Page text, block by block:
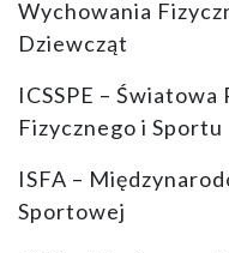
Wychowania
Dziewcząt
ICSSPE –
Fizycznego i Sportu
ISFA –
Sportowej